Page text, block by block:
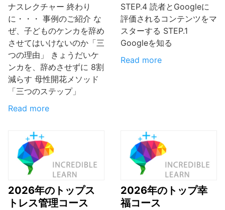
ナスレクチャー 終わり
に・・・ 事例のご紹介 な
ぜ、子どものケンカを辞め
させてはいけないのか「三
つの理由」 きょうだいケ
ンカを、辞めさせずに 8割
減らす 母性開花メソッド
「三つのステップ」
Read more
STEP.4 読者とGoogleに
評価されるコンテンツをマ
スターする STEP.1
Googleを知る
Read more
2026年のトップス
トレス管理コース
2026年のトップ幸
福コース